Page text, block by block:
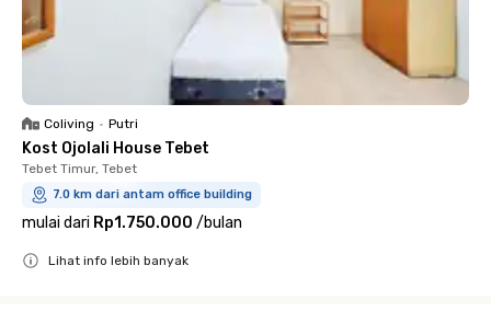
Coliving • Putri
Kost Ojolali House Tebet
Tebet Timur, Tebet
7.0 km dari antam office building
mulai dari Rp1.750.000 /bulan
Lihat info lebih banyak